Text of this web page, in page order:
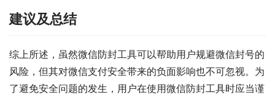
建议及总结
综上所述，虽然微信防封工具可以帮助用户规避微信封号的
风险，但其对微信支付安全带来的负面影响也不可忽视。为
了避免安全问题的发生，用户在使用微信防封工具时应当谨